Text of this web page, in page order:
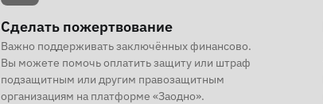
Сделать пожертвование
Важно поддерживать заключённых финансово.
Вы можете помочь оплатить защиту или штраф
подзащитным или другим правозащитным
организациям на платформе «Заодно».